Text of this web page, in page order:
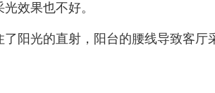
效果也不好。
阳光的直射，阳台的腰线导致客